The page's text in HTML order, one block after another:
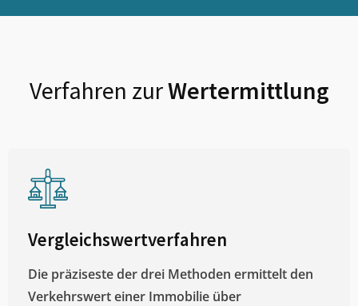
Verfahren zurWertermittlung
Vergleichswertverfahren
Die präziseste der drei Methoden ermittelt den
Verkehrswert einer Immobilie über